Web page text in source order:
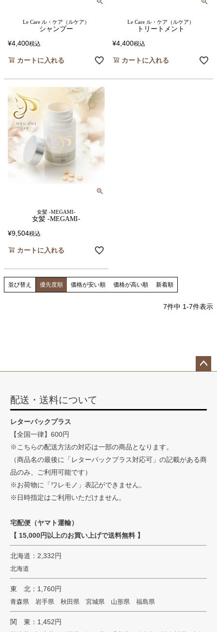
Le Care ル・ケア（ルケア）
シャンプー
¥4,400税込
カートに入れる
Le Care ル・ケア（ルケア）
トリートメント
¥4,400税込
カートに入れる
女髪 -MEGAMI-
女髪 -MEGAMI-
¥9,504税込
カートに入れる
並び替え 優先度順 価格が安い順 価格が高い順 新着順
7件中 1-7件表示
配送・送料について
レターパックプラス
【全国一律】600円
※こちらの配送方法の対応は一部の商品となります。
（商品名の最後に「レターパックプラス対応可」の記載がある商
品のみ、ご利用可能です）
※お荷物に「ワレモノ」表記ができません。
※日時指定はご利用いただけません。
宅配便（ヤマト運輸）
【 15,000円以上のお買い上げで送料無料 】
北海道：2,332円
北海道
東 北：1,760円
青森県 岩手県 秋田県 宮城県 山形県 福島県
関 東：1,452円